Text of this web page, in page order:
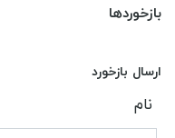
بازخوردها
ارسال بازخورد
نام